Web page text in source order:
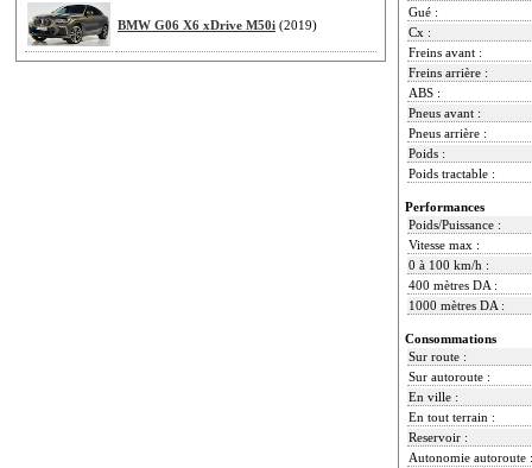
BMW G06 X6 xDrive M50i (2019)
Gué :
Cx :
Freins avant :
Freins arrière :
ABS :
Pneus avant :
Pneus arrière :
Poids :
Poids tractable :
Performances
Poids/Puissance :
Vitesse max :
0 à 100 km/h :
400 mètres DA :
1000 mètres DA :
Consommations
Sur route :
Sur autoroute :
En ville :
En tout terrain :
Reservoir :
Autonomie autoroute :